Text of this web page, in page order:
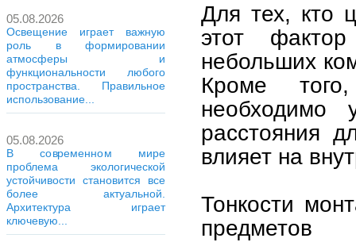
05.08.2026
Освещение играет важную
роль в формировании
атмосферы и
функциональности любого
пространства. Правильное
использование...
05.08.2026
В современном мире
проблема экологической
устойчивости становится все
более актуальной.
Архитектура играет
ключевую...
Для тех, кто
этот
небольших
Кроме
необходимо
расстояния
влияет на
Тонкости
предметов